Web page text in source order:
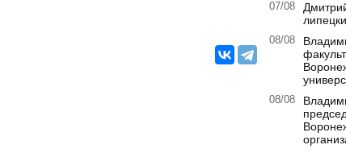
07/08
08/08
08/08